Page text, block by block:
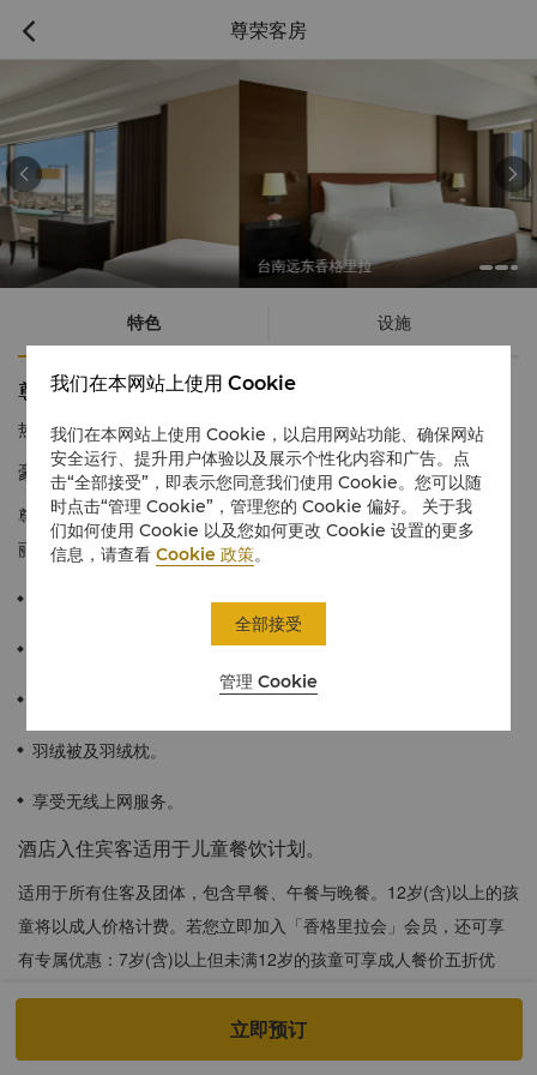
 尊荣客房
台南远东香格里拉
 
特色 设施
尊荣客房
热线电话 1 866 565 5050
豪华气派 身心舒展
尊荣客房融合古典与现代风情，提供宽敞舒适的空间，还可欣赏美
丽景色。
50平方米 / 538平方英尺
可饱览台南都市风光全景。
宽敞的浴室配备香格里拉洗浴用品、深度浸泡浴缸。
羽绒被及羽绒枕。
享受无线上网服务。
酒店入住宾客适用于儿童餐饮计划。
适用于所有住客及团体，包含早餐、午餐与晚餐。12岁(含)以上的孩
童将以成人价格计费。若您立即加入「香格里拉会」会员，还可享
有专属优惠：7岁(含)以上但未满12岁的孩童可享成人餐价五折优
惠，而未满7岁的孩童则可免费用餐(成人陪同，每房至多2位)。以上
立即预订
我们在本网站上使用 Cookie
我们在本网站上使用 Cookie，以启用网站功能、确保网站
安全运行、提升用户体验以及展示个性化内容和广告。点
击“全部接受”，即表示您同意我们使用 Cookie。您可以随
时点击“管理 Cookie”，管理您的 Cookie 偏好。 关于我
们如何使用 Cookie 以及您如何更改 Cookie 设置的更多
信息，请查看Cookie 政策。
管理 Cookie
全部接受